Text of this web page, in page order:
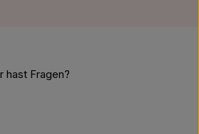
hast Fragen?